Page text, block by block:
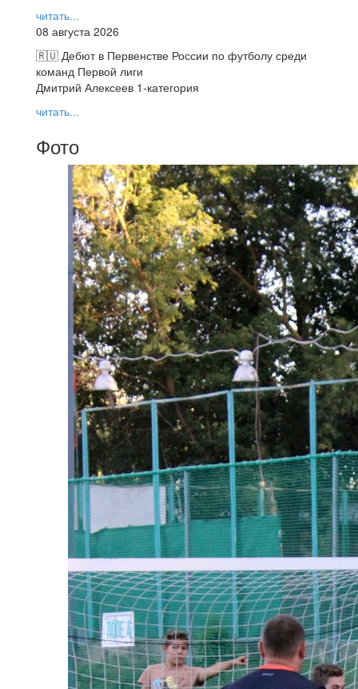
читать...
08 августа 2026
🇷🇺 Дебют в Первенстве России по футболу среди
команд Первой лиги
Дмитрий Алексеев 1-категория
читать...
Фото